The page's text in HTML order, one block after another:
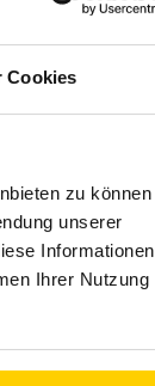
Cookies
zu können
unserer
Informationen
Ihrer Nutzung